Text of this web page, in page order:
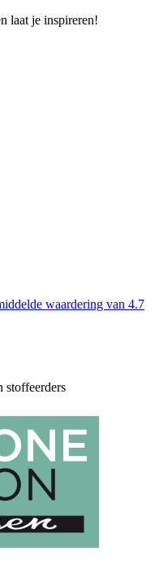
laat je inspireren!
waardering van 4.7
stoffeerders